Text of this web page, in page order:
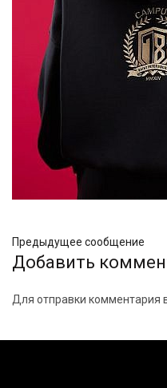
Предыдущее сообщение
Добавить
Для отправки комментария